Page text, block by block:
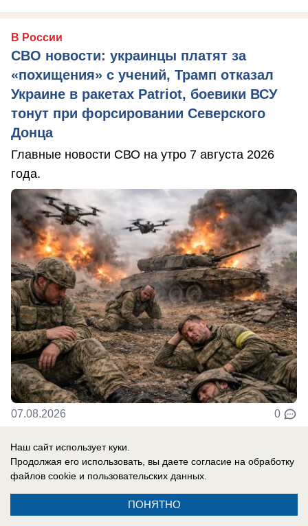
В России
СВО новости: украинцы платят за
«похищения» с учений, Трамп отказал
Украине в ракетах Patriot, боевики ВСУ
тонут при форсировании Северского
Донца
Главные новости СВО на утро 7 августа 2026
года.
07.08.2026 0
Новости СМИ2
Наш сайт использует куки.
Продолжая его использовать, вы даете согласие на обработку
файлов cookie и пользовательских данных.
ПОНЯТНО